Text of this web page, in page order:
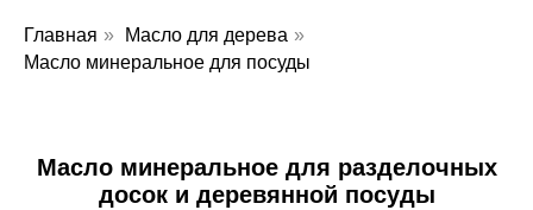
Главная » Масло для дерева »
Масло минеральное для посуды
Масло минеральное для разделочных
досок и деревянной посуды